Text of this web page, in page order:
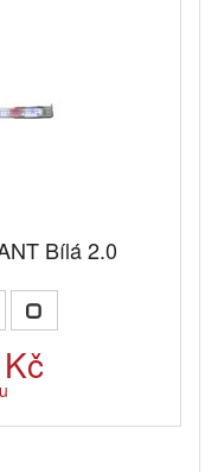
Bílá 2.0